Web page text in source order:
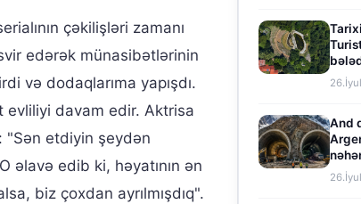
çəkilişləri zamanı
edərək münasibətlərinin
və dodaqlarıma yapışdı.
evliliyi davam edir. Aktrisa
"Sən etdiyin şeydən
edib ki, həyatının ən
biz çoxdan ayrılmışdıq".
And